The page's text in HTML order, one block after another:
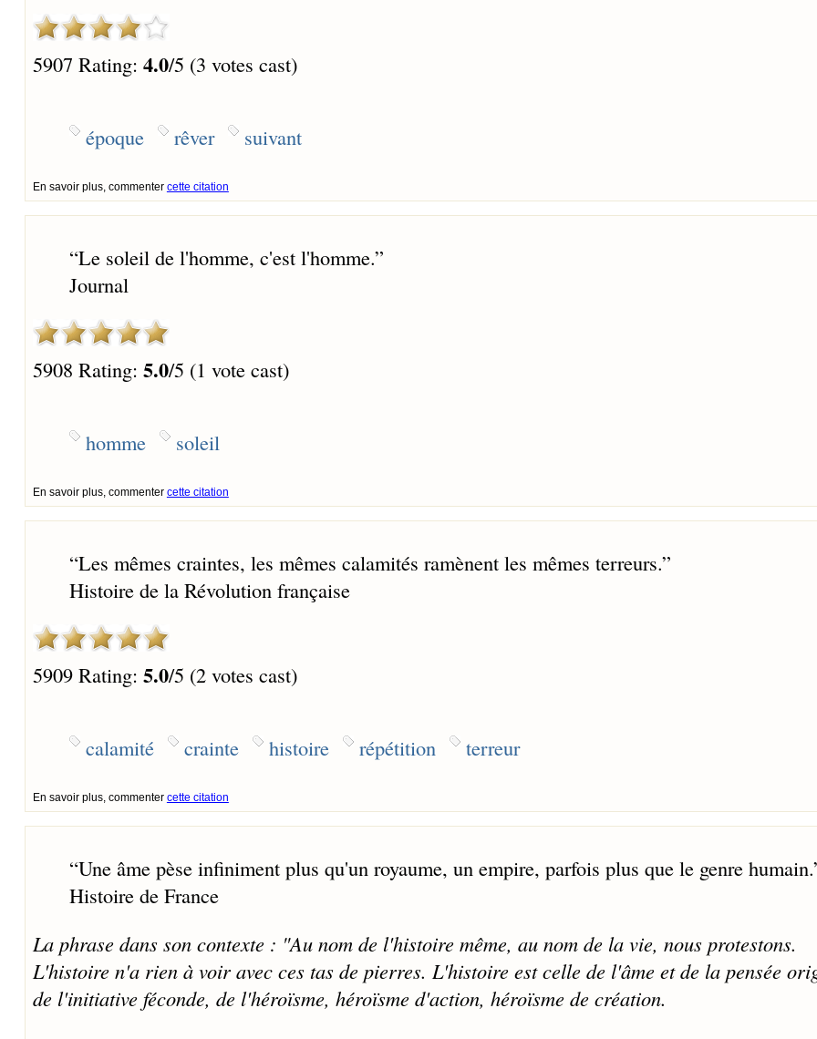
5907 Rating: 4.0/5 (3 votes cast)
époque rêver suivant
En savoir plus, commenter cette citation
“Le soleil de l'homme, c'est l'homme.”
Journal
5908 Rating: 5.0/5 (1 vote cast)
homme soleil
En savoir plus, commenter cette citation
“Les mêmes craintes, les mêmes calamités ramènent les mêmes terreurs.”
Histoire de la Révolution française
5909 Rating: 5.0/5 (2 votes cast)
calamité crainte histoire répétition terreur
En savoir plus, commenter cette citation
“Une âme pèse infiniment plus qu'un royaume, un empire, parfois plus que le genre humain.
Histoire de France
La phrase dans son contexte : "Au nom de l'histoire même, au nom de la vie, nous protestons.
L'histoire n'a rien à voir avec ces tas de pierres. L'histoire est celle de l'âme et de la pensée
de l'initiative féconde, de l'héroïsme, héroïsme d'action, héroïsme de création.